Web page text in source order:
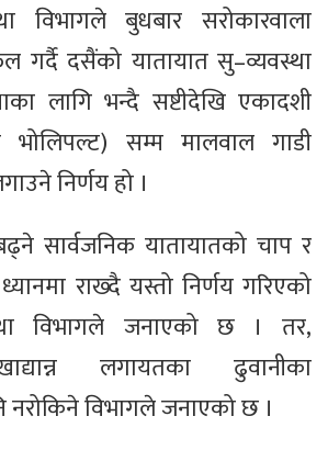
विभागले बुधबार सरोकारवाला
दसैंको यातायात सु–व्यवस्था
लागि भन्दै सष्टीदेखि एकादशी
भोलिपल्ट) सम्म मालवाल गाडी
निर्णय हो ।
सार्वजनिक यातायातको चाप र
राख्दै यस्तो निर्णय गरिएको
विभागले जनाएको छ । तर,
लगायतका ढुवानीका
विभागले जनाएको छ ।